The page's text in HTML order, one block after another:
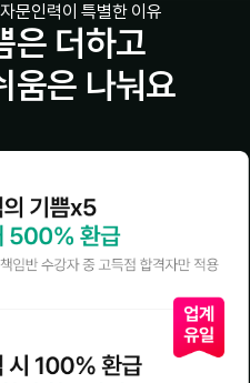
문인력이 특별한 이유
은 더하고
움은 나눠요